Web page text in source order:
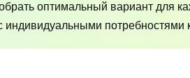
оптимальный вариант для
потребностями